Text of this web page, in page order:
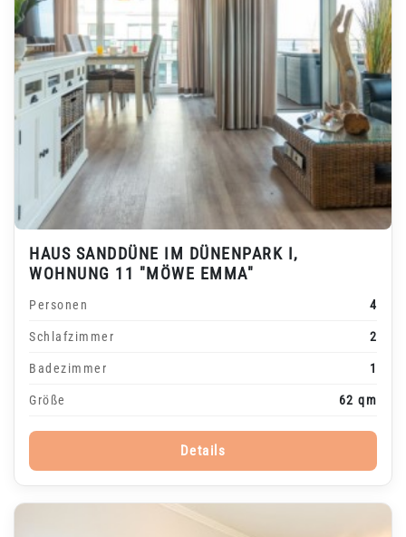
HAUS SANDDÜNE IM DÜNENPARK I,
WOHNUNG 11 "MÖWE EMMA"
Personen 4
Schlafzimmer 2
Badezimmer 1
Größe 62 qm
Details